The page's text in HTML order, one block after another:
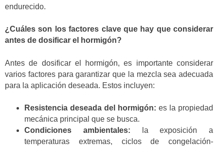
endurecido.
¿Cuáles son los factores clave que hay que considerar
antes de dosificar el hormigón?
Antes de dosificar el hormigón, es importante considerar
varios factores para garantizar que la mezcla sea adecuada
para la aplicación deseada. Estos incluyen:
Resistencia deseada del hormigón: es la propiedad
mecánica principal que se busca.
Condiciones ambientales: la exposición a
temperaturas extremas, ciclos de congelación-